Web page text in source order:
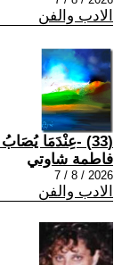
الادب والفن
(33) -عِنْدَمَا يُصَابُ اللَّيْلُ بِالْأَرَقِ-
فاطمة شاوتي
2026 / 8 / 7
الادب والفن